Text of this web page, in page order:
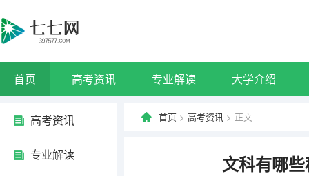
首页 高考资讯 专业解读 大学介绍
高考资讯
专业解读
首页 > 高考资讯 > 正文
文科有哪